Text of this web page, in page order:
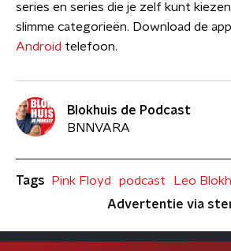
series en series die je zelf kunt
slimme categorieën. Download de
Android telefoon.
Blokhuis de Podcast
BNNVARA
Tags Pink Floyd podcast
Leo
Advertentie via